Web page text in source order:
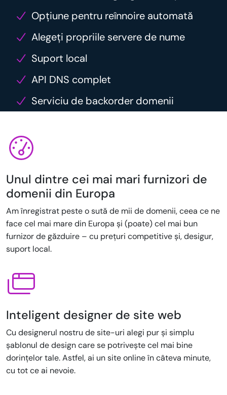
Opțiune pentru reînnoire automată
Alegeți propriile servere de nume
Suport local
API DNS complet
Serviciu de backorder domenii
Unul dintre cei mai mari furnizori de
domenii din Europa
Am înregistrat peste o sută de mii de domenii, ceea ce ne
face cel mai mare din Europa și (poate) cel mai bun
furnizor de găzduire – cu prețuri competitive și, desigur,
suport local.
Inteligent designer de site web
Cu designerul nostru de site-uri alegi pur și simplu
șablonul de design care se potrivește cel mai bine
dorințelor tale. Astfel, ai un site online în câteva minute,
cu tot ce ai nevoie.